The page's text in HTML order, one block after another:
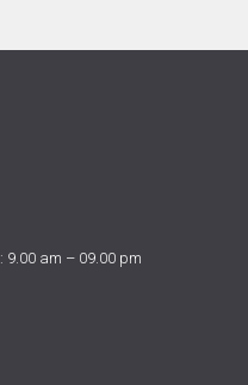
9.00 am – 09.00 pm